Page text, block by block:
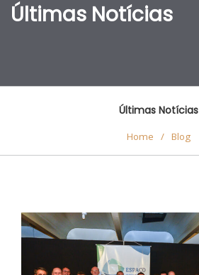
Últimas Notícias
Últimas Notícias
Home / Blog